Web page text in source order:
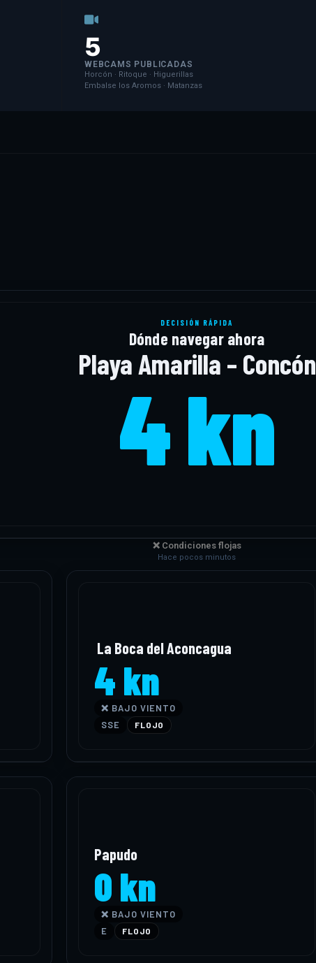
5
WEBCAMS PUBLICADAS
Horcón · Ritoque · Higuerillas
Embalse los Aromos · Matanzas
DECISIÓN RÁPIDA
Dónde navegar ahora
Playa Amarilla – Concón
4 kn
❌ Condiciones flojas
Hace pocos minutos
La Boca del Aconcagua
4 kn
❌ BAJO VIENTO
SSE
FLOJO
Papudo
0 kn
❌ BAJO VIENTO
E
FLOJO